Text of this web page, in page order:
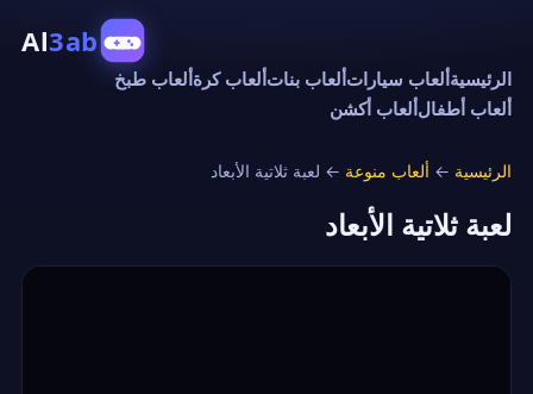
Al3ab
الرئيسيةألعاب سياراتألعاب بناتألعاب كرةألعاب طبخ
ألعاب أطفالألعاب أكشن
الرئيسية ← ألعاب منوعة ← لعبة ثلاتية الأبعاد
لعبة ثلاتية الأبعاد